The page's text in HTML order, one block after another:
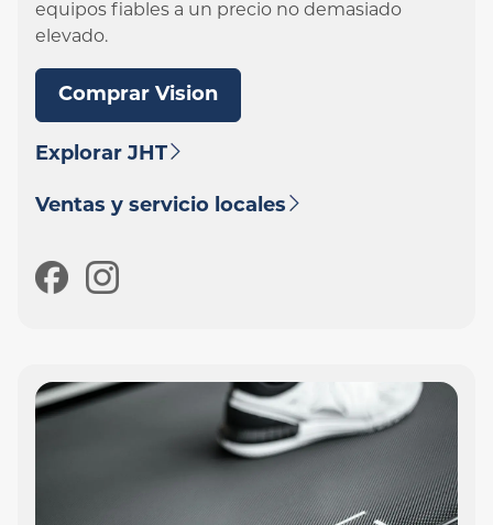
equipos fiables a un precio no demasiado
elevado.
Comprar Vision
Explorar JHT
Ventas y servicio locales